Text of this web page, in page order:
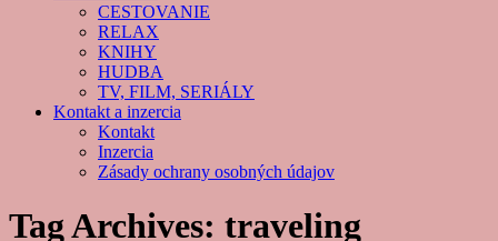
CESTOVANIE
RELAX
KNIHY
HUDBA
TV, FILM, SERIÁLY
Kontakt a inzercia
Kontakt
Inzercia
Zásady ochrany osobných údajov
Tag Archives: traveling